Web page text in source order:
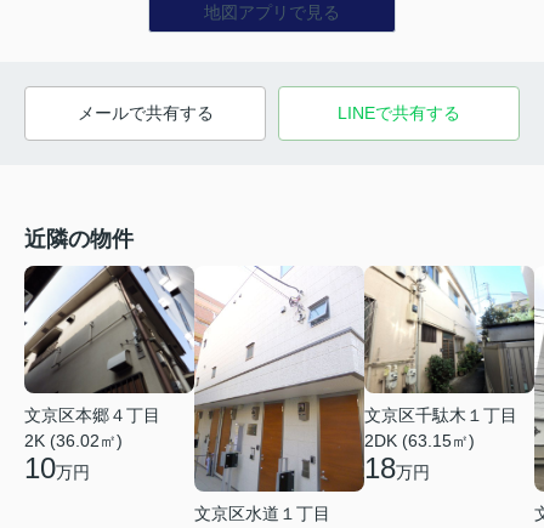
地図アプリで見る
メールで共有する LINEで共有する
近隣の物件
文京区本郷４丁目
2K (36.02㎡)
10万円
文京区水道１丁目
文京区千駄木１丁目
2DK (63.15㎡)
18万円